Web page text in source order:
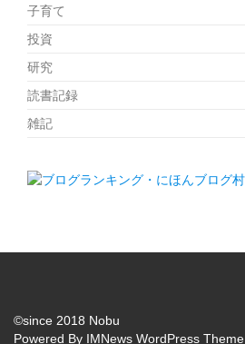
子育て
投資
研究
読書記録
雑記
©since 2018 Nobu
Powered By IMNews WordPress Theme